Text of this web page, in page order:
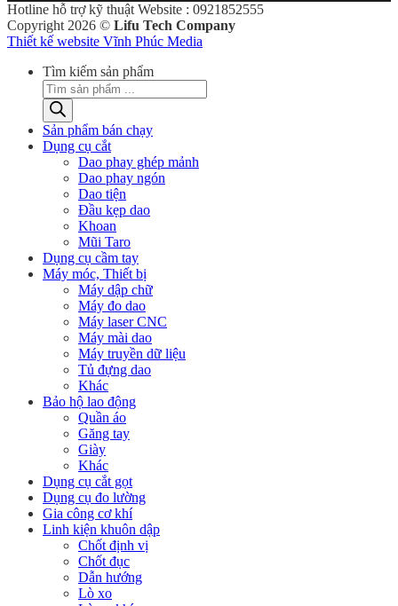
Hotline hỗ trợ kỹ thuật Website : 0921852555
Copyright 2026 © Lifu Tech Company
Thiết kế website Vĩnh Phúc Media
Tìm kiếm sản phẩm
Sản phẩm bán chạy
Dụng cụ cắt
Dao phay ghép mảnh
Dao phay ngón
Dao tiện
Đầu kẹp dao
Khoan
Mũi Taro
Dụng cụ cầm tay
Máy móc, Thiết bị
Máy dập chữ
Máy đo dao
Máy laser CNC
Máy mài dao
Máy truyền dữ liệu
Tủ đựng dao
Khác
Bảo hộ lao động
Quần áo
Găng tay
Giày
Khác
Dụng cụ cắt gọt
Dụng cụ đo lường
Gia công cơ khí
Linh kiện khuôn dập
Chốt định vị
Chốt đục
Dẫn hướng
Lò xo